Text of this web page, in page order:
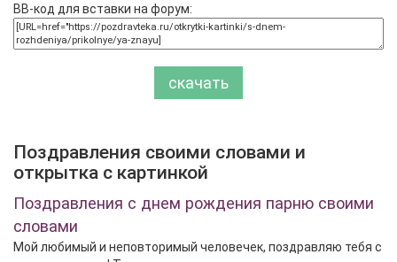
BB-код для вставки на форум:
скачать
Поздравления своими словами и
открытка с картинкой
Поздравления с днем рождения парню своими
словами
Мой любимый и неповторимый человечек, поздравляю тебя с